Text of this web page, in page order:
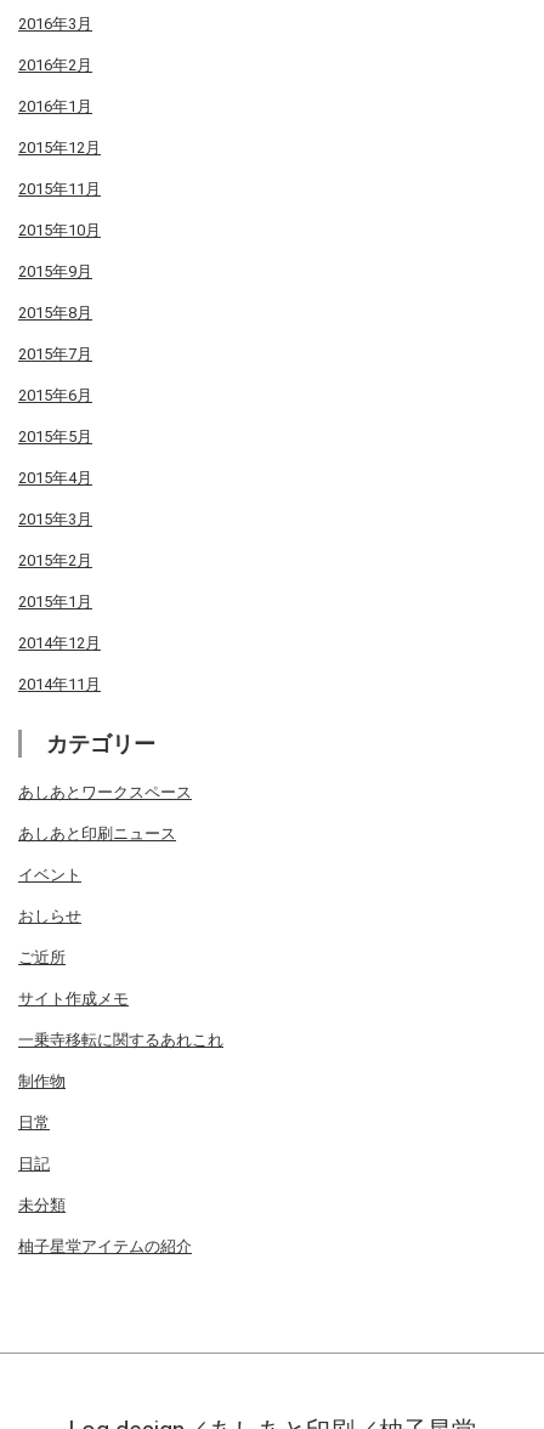
2016年3月
2016年2月
2016年1月
2015年12月
2015年11月
2015年10月
2015年9月
2015年8月
2015年7月
2015年6月
2015年5月
2015年4月
2015年3月
2015年2月
2015年1月
2014年12月
2014年11月
カテゴリー
あしあとワークスペース
あしあと印刷ニュース
イベント
おしらせ
ご近所
サイト作成メモ
一乗寺移転に関するあれこれ
制作物
日常
日記
未分類
柚子星堂アイテムの紹介